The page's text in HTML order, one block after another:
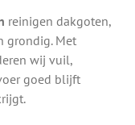
reinigen dakgoten,
grondig. Met
wij vuil,
goed blijft